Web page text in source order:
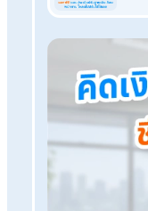
บริการขึ้นระ